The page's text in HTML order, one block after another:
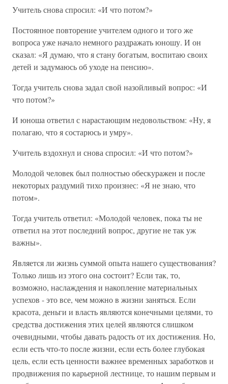
Учитель снова спросил: «И что потом?»
Постоянное повторение учителем одного и того же
вопроса уже начало немного раздражать юношу. И он
сказал: «Я думаю, что я стану богатым, воспитаю своих
детей и задумаюсь об уходе на пенсию».
Тогда учитель снова задал свой назойливый вопрос: «И
что потом?»
И юноша ответил с нарастающим недовольством: «Ну, я
полагаю, что я состарюсь и умру».
Учитель вздохнул и снова спросил: «И что потом?»
Молодой человек был полностью обескуражен и после
некоторых раздумий тихо произнес: «Я не знаю, что
потом».
Тогда учитель ответил: «Молодой человек, пока ты не
ответил на этот последний вопрос, другие не так уж
важны».
Является ли жизнь суммой опыта нашего существования?
Только лишь из этого она состоит? Если так, то,
возможно, наслаждения и накопление материальных
успехов - это все, чем можно в жизни заняться. Если
красота, деньги и власть являются конечными целями, то
средства достижения этих целей являются слишком
очевидными, чтобы давать радость от их достижения. Но,
если есть что-то после жизни, если есть более глубокая
цель, если есть ценности важнее временных заработков и
продвижения по карьерной лестнице, то нашим первым и